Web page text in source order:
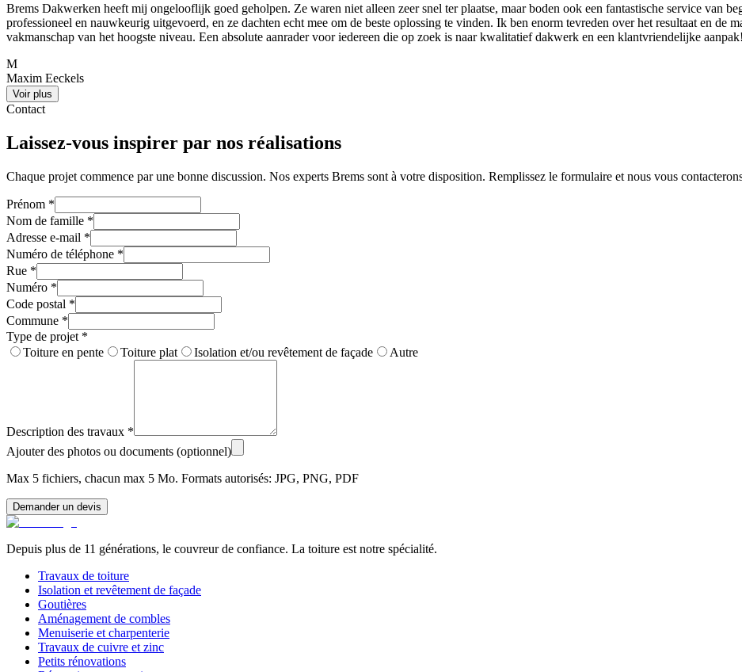
Brems Dakwerken heeft mij ongelooflijk goed geholpen. Ze waren niet alleen zeer snel ter plaatse, maar boden ook een fantastische service van
professioneel en nauwkeurig uitgevoerd, en ze dachten echt mee om de beste oplossing te vinden. Ik ben enorm tevreden over het resultaat en de
vakmanschap van het hoogste niveau. Een absolute aanrader voor iedereen die op zoek is naar kwalitatief dakwerk en een klantvriendelijke aanpak!
M
Maxim Eeckels
Voir plus
Contact
Laissez-vous inspirer par nos réalisations
Chaque projet commence par une bonne discussion. Nos experts Brems sont à votre disposition. Remplissez le formulaire et nous vous
Prénom *
Nom de famille *
Adresse e-mail *
Numéro de téléphone *
Rue *
Numéro *
Code postal *
Commune *
Type de projet *
Toiture en pente
Toiture plat Isolation et/ou revêtement de façade Autre
Description des travaux *
Ajouter des photos ou documents (optionnel)
Max 5 fichiers, chacun max 5 Mo. Formats autorisés: JPG, PNG, PDF
Demander un devis
Depuis plus de 11 générations, le couvreur de confiance. La toiture est notre spécialité.
Travaux de toiture
Isolation et revêtement de façade
Goutières
Aménagement de combles
Menuiserie et charpenterie
Travaux de cuivre et zinc
Petits rénovations